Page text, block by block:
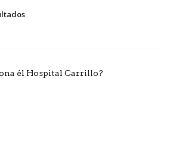
él Hospital Carrillo?